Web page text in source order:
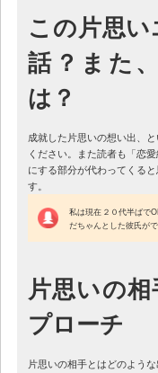
この片思
話？また
は？
成就した片思いの想い出、
ください。また読者も「恋
にする部分が代わってくる
す。
私は現在２０代半ばで
だちゃんとした彼氏が
片思いの
プローチ
片思いの相手とはどのよう